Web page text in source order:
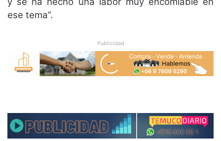
ese tema”.
Publicidad